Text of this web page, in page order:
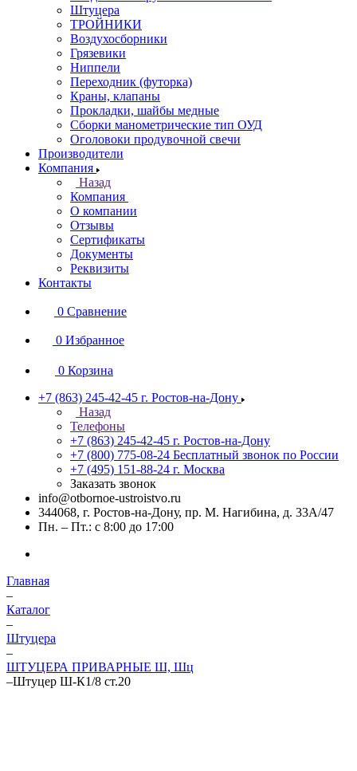
Штуцера
ТРОЙНИКИ
Воздухосборники
Грязевики
Ниппели
Переходник (футорка)
Краны, клапаны
Прокладки, шайбы медные
Сборки манометрические тип ОУД
Оголовоки продувочной свечи
Производители
Компания
Назад
Компания
О компании
Отзывы
Сертификаты
Документы
Реквизиты
Контакты
0 Сравнение
0 Избранное
0 Корзина
+7 (863) 245-42-45 г. Ростов-на-Дону
Назад
Телефоны
+7 (863) 245-42-45 г. Ростов-на-Дону
+7 (800) 775-08-24 Бесплатный звонок по России
+7 (495) 151-88-24 г. Москва
Заказать звонок
info@otbornoe-ustroistvo.ru
344068, г. Ростов-на-Дону, пр. М. Нагибина, д. 33А/47
Пн. – Пт.: с 8:00 до 17:00
Главная
–
Каталог
–
Штуцера
–
ШТУЦЕРА ПРИВАРНЫЕ Ш, Шц
–Штуцер Ш-К1/8 ст.20